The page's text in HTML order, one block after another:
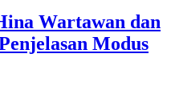
Wartawan dan
Modus